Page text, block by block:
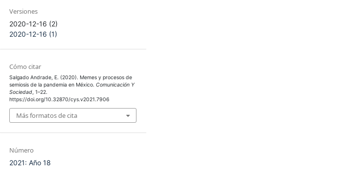
Versiones
2020-12-16 (2)
2020-12-16 (1)
Cómo citar
Salgado Andrade, E. (2020). Memes y procesos de
semiosis de la pandemia en México.Comunicación Y
Sociedad, 1–22.
https://doi.org/10.32870/cys.v2021.7906
Más formatos de cita
Número
2021: Año 18